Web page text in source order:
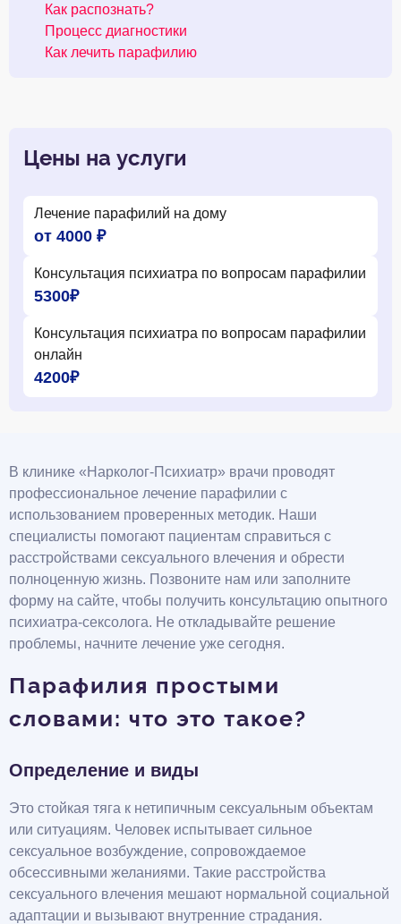
Как распознать?
Процесс диагностики
Как лечить парафилию
Цены на услуги
Лечение парафилий на дому
от 4000 ₽
Консультация психиатра по вопросам парафилии
5300₽
Консультация психиатра по вопросам парафилии
онлайн
4200₽
В клинике «Нарколог-Психиатр» врачи проводят
профессиональное лечение парафилии с
использованием проверенных методик. Наши
специалисты помогают пациентам справиться с
расстройствами сексуального влечения и обрести
полноценную жизнь. Позвоните нам или заполните
форму на сайте, чтобы получить консультацию опытного
психиатра-сексолога. Не откладывайте решение
проблемы, начните лечение уже сегодня.
Парафилия простыми
словами: что это такое?
Определение и виды
Это стойкая тяга к нетипичным сексуальным объектам
или ситуациям. Человек испытывает сильное
сексуальное возбуждение, сопровождаемое
обсессивными желаниями. Такие расстройства
сексуального влечения мешают нормальной социальной
адаптации и вызывают внутренние страдания.